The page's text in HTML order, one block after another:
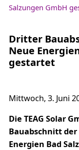
Salzungen GmbH
Dritter
Neue
gestartet
Mittwoch, 3. Juni
Die TEAG Solar
Bauabschnitt der
Energien Bad